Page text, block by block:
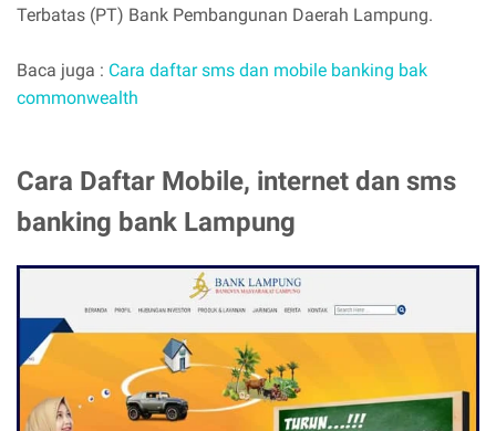
Terbatas (PT) Bank Pembangunan Daerah Lampung.
Baca juga : Cara daftar sms dan mobile banking bak
commonwealth
Cara Daftar Mobile, internet dan sms
banking bank Lampung